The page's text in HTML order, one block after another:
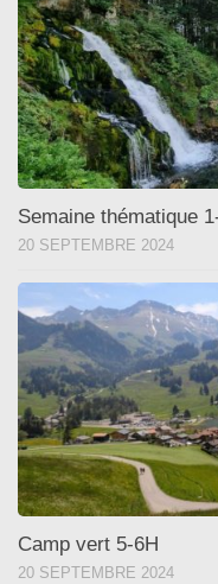
Semaine thématique
20 SEPTEMBRE 2024
Camp vert 5-6H
20 SEPTEMBRE 2024